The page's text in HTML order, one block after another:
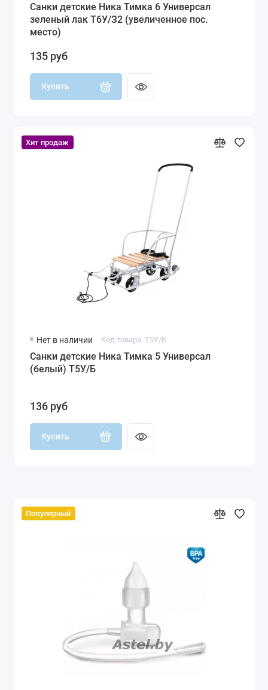
Санки детские Ника Тимка 6 Универсал
зеленый лак Т6У/З2 (увеличенное пос.
место)
135 руб
Купить
Хит продаж
Нет в наличии Код товара: Т5У/Б
Санки детские Ника Тимка 5 Универсал
(белый) Т5У/Б
136 руб
Купить
Популярный